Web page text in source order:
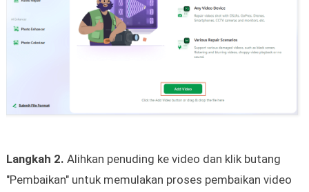
Langkah 2. Alihkan penuding ke video dan klik butang
"Pembaikan" untuk memulakan proses pembaikan video